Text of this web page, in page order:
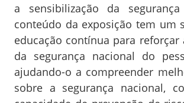
a sensibilização da
conteúdo da exposição tem um
educação contínua para reforçar
da segurança nacional do
ajudando-o a compreender
sobre a segurança nacional,